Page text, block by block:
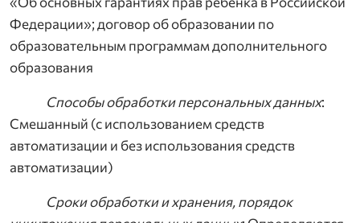
Федерации»; договор об образовании по
образовательным программам дополнительного
образования
Способы обработки персональных данных:
Смешанный (с использованием средств
автоматизации и без использования средств
автоматизации)
Сроки обработки и хранения, порядок